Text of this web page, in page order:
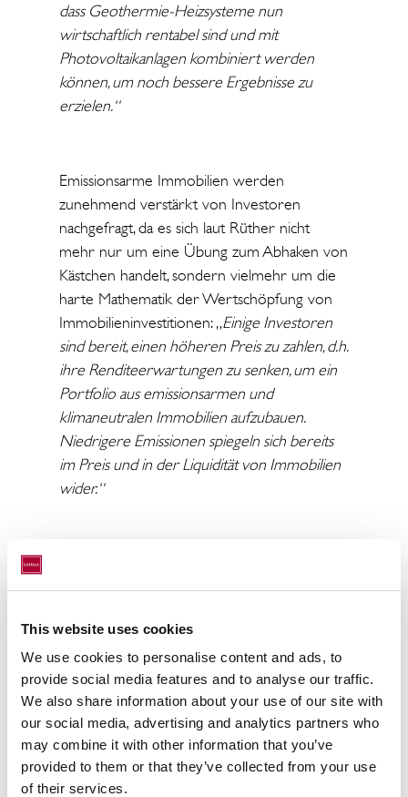
This website uses cookies
We use cookies to personalise content and ads, to
provide social media features and to analyse our traffic.
We also share information about your use of our site with
our social media, advertising and analytics partners who
may combine it with other information that you’ve
provided to them or that they’ve collected from your use
of their services.
dass Geothermie-Heizsysteme nun
wirtschaftlich rentabel sind und mit
Photovoltaikanlagen kombiniert werden
können, um noch bessere Ergebnisse zu
erzielen.“
Emissionsarme Immobilien werden
zunehmend verstärkt von Investoren
nachgefragt, da es sich laut Rüther nicht
mehr nur um eine Übung zum Abhaken von
Kästchen handelt, sondern vielmehr um die
harte Mathematik der Wertschöpfung von
Immobilieninvestitionen: „Einige Investoren
sind bereit, einen höheren Preis zu zahlen, d.h.
ihre Renditeerwartungen zu senken, um ein
Portfolio aus emissionsarmen und
klimaneutralen Immobilien aufzubauen.
Niedrigere Emissionen spiegeln sich bereits
im Preis und in der Liquidität von Immobilien
wider.“
Erdreich als Hauptenergiequelle nutzen,
sie es Gebäuden ermöglichen, bei der
Wärmeerzeugung ganz oder teilweise
autark zu werden. Dadurch wird der
Eigentümer vor steigenden und
schwankenden Energiekosten geschützt, und
im Falle von Immobilien, die an zentrale
Fernwärmesysteme angeschlossen sind,